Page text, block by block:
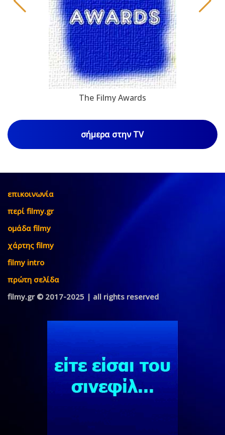
The Filmy Awards
σήμερα στην TV
επικοινωνία
περί filmy.gr
ομάδα filmy
χάρτης filmy
filmy intro
πρώτη σελίδα
filmy.gr © 2017-2025 | all rights reserved